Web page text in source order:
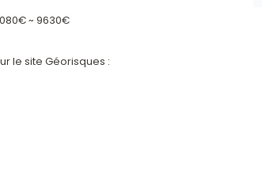
~ 9630€
le site Géorisques :